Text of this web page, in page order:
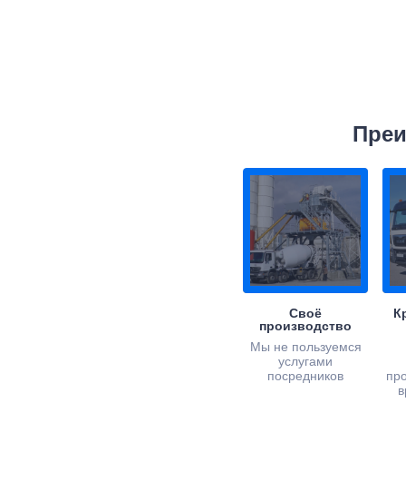
Своё
производство
Мы не пользуемся
услугами
посредников